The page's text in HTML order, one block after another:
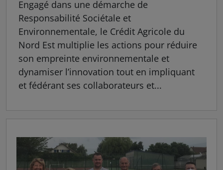
Engagé dans une démarche de
Responsabilité Sociétale et
Environnementale, le Crédit Agricole du
Nord Est multiplie les actions pour réduire
son empreinte environnementale et
dynamiser l’innovation tout en impliquant
et fédérant ses collaborateurs et...